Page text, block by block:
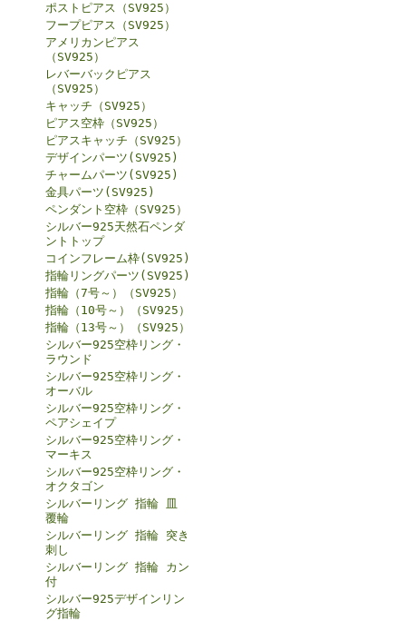
ポストピアス（SV925）
フープピアス（SV925）
アメリカンピアス
（SV925）
レバーバックピアス
（SV925）
キャッチ（SV925）
ピアス空枠（SV925）
ピアスキャッチ（SV925）
デザインパーツ(SV925)
チャームパーツ(SV925)
金具パーツ(SV925)
ペンダント空枠（SV925）
シルバー925天然石ペンダ
ントトップ
コインフレーム枠(SV925)
指輪リングパーツ(SV925)
指輪（7号～）（SV925）
指輪（10号～）（SV925）
指輪（13号～）（SV925）
シルバー925空枠リング・
ラウンド
シルバー925空枠リング・
オーバル
シルバー925空枠リング・
ペアシェイプ
シルバー925空枠リング・
マーキス
シルバー925空枠リング・
オクタゴン
シルバーリング 指輪 皿
覆輪
シルバーリング 指輪 突き
刺し
シルバーリング 指輪 カン
付
シルバー925デザインリン
グ指輪